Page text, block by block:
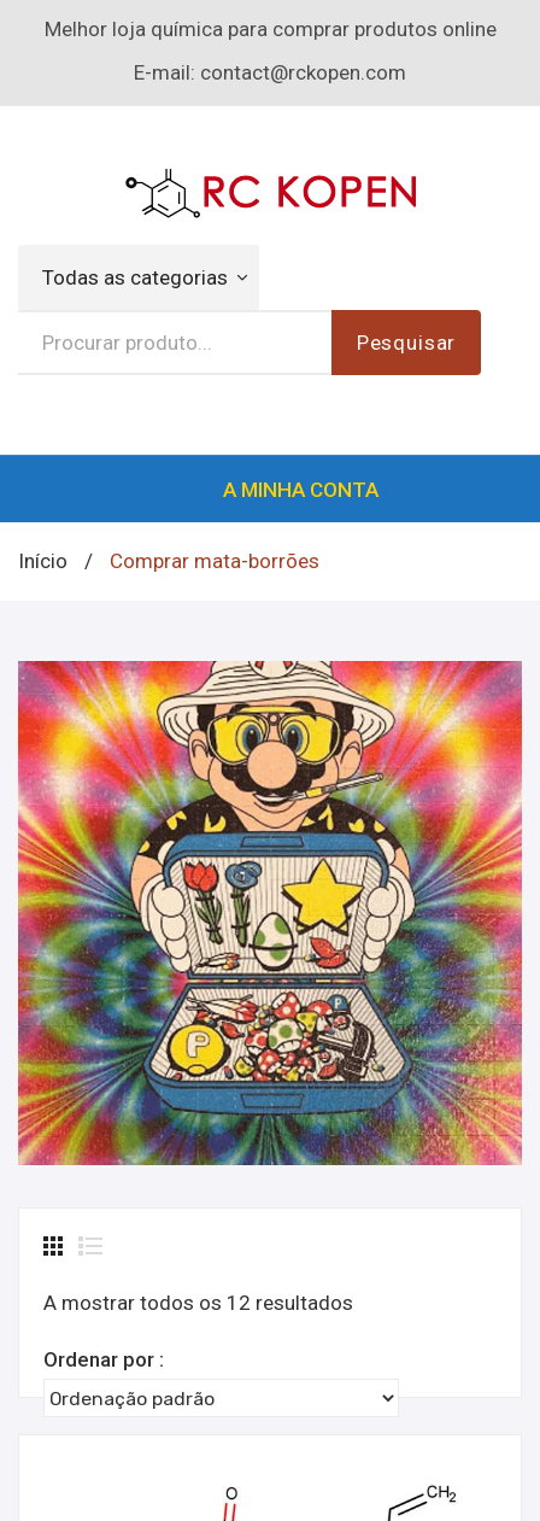
Melhor loja química para comprar produtos online
E-mail: contact@rckopen.com
Todas as categorias
Pesquisar
A MINHA CONTA
Início / Comprar mata-borrões
A mostrar todos os 12 resultados
Ordenar por :